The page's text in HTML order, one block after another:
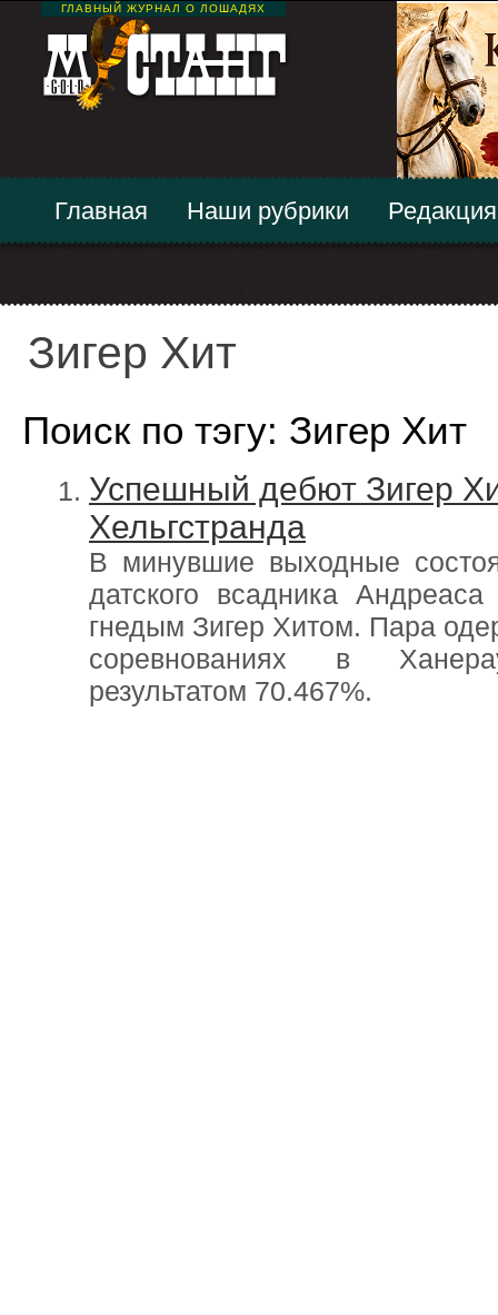
ГЛАВНЫЙ ЖУРНАЛ О ЛОШАДЯХ
Главная Наши рубрики Редакция
Зигер Хит
Поиск по тэгу: Зигер Хит
Успешный дебют Зигер
Хельгстранда
В минувшие выходные
датского всадника
гнедым Зигер Хитом. Пара
соревнованиях в
результатом 70.467%.